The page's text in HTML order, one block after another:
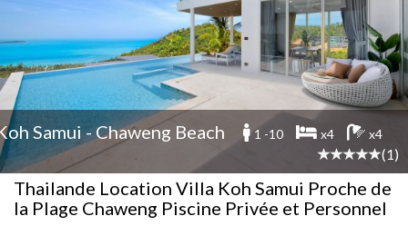
Samui - Chaweng Beach 1 -10 x4 x4
(1)
Thailande Location Villa Koh Samui Proche de
la Plage Chaweng Piscine Privée et Personnel